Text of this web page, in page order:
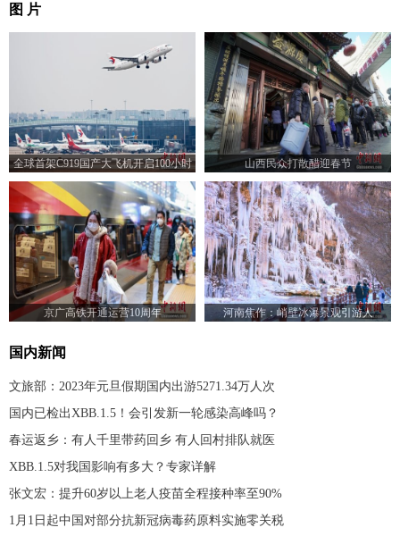
图 片
全球首架C919国产大飞机开启100小时
验证飞行
山西民众打散醋迎春节
京广高铁开通运营10周年 河南焦作：峭壁冰瀑景观引游人
国内新闻
文旅部：2023年元旦假期国内出游5271.34万人次
国内已检出XBB.1.5！会引发新一轮感染高峰吗？
春运返乡：有人千里带药回乡 有人回村排队就医
XBB.1.5对我国影响有多大？专家详解
张文宏：提升60岁以上老人疫苗全程接种率至90%
1月1日起中国对部分抗新冠病毒药原料实施零关税